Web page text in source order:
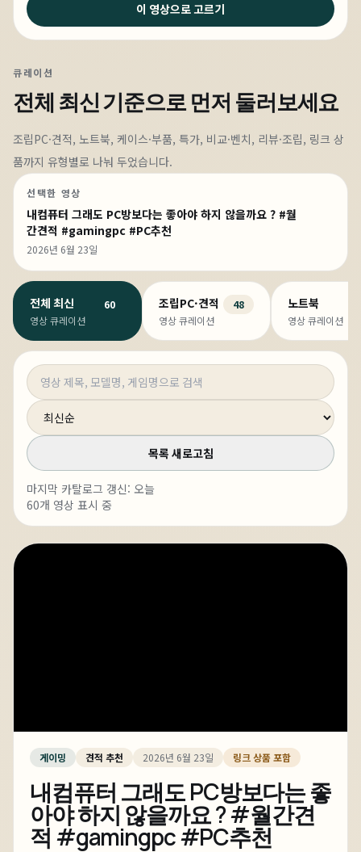
이 영상으로 고르기
큐레이션
전체 최신기준으로 먼저 둘러보세요
조립PC·견적, 노트북, 케이스·부품, 특가, 비교·벤치, 리뷰·조립, 링크 상
품까지 유형별로 나눠 두었습니다.
선택한 영상
내컴퓨터 그래도 PC방보다는 좋아야 하지 않을까요 ? #월
간견적 #gamingpc #PC추천
2026년 6월 23일
전체 최신
영상 큐레이션
60 조립PC·견적
영상 큐레이션
48 노트북
영상 큐레이션
영상 검색
정렬
목록 새로고침
마지막 카탈로그 갱신: 오늘
60개 영상 표시 중
게이밍 견적 추천 2026년 6월 23일 링크 상품 포함
내컴퓨터 그래도 PC방보다는 좋
아야 하지 않을까요 ? #월간견
적 #gamingpc #PC추천